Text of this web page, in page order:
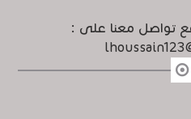
تواصل معنا على :